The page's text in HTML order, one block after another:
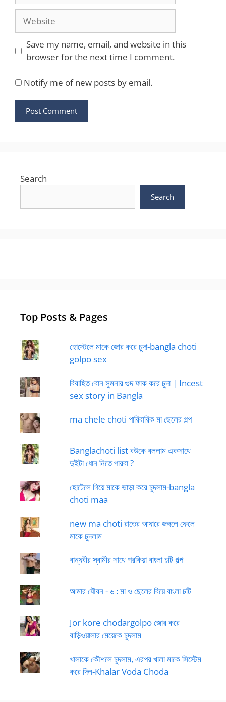
Website
Save my name, email, and website in this
browser for the next time I comment.
Notify me of new posts by email.
Search
Search
Top Posts & Pages
হোস্টেলে মাকে জোর করে চুদা-bangla choti
golpo sex
বিবাহিত বোন সুমনার গুদ ফাক করে চুদা | Incest
sex story in Bangla
ma chele choti পারিবারিক মা ছেলের গল্প
Banglachoti list বউকে বললাম একসাথে
দুইটা ধোন নিতে পারবা ?
হোটেলে গিয়ে মাকে ভাড়া করে চুদলাম-bangla
choti maa
new ma choti রাতের আধারে জঙ্গলে ফেলে
মাকে চুদলাম
বান্ধবীর স্বামীর সাথে পরকিয়া বাংলা চটি গল্প
আমার যৌবন - ৬ : মা ও ছেলের বিয়ে বাংলা চটি
Jor kore chodargolpo জোর করে
বাড়িওয়ালার মেয়েকে চুদলাম
খালাকে কৌশলে চুদলাম, এরপর খালা মাকে সিস্টেম
করে দিল-Khalar Voda Choda